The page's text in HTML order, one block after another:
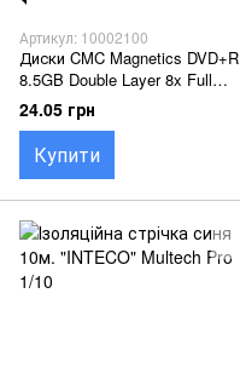
Артикул: 10002100
Диски CMC Magnetics DVD+R
8.5GB Double Layer 8x Full
inkjet
24.05 грн
Купити